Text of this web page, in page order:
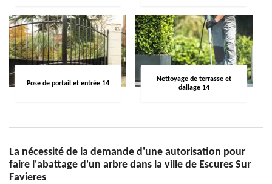
Pose de portail et entrée 14
Nettoyage de terrasse et
dallage 14
La nécessité de la demande d'une autorisation pour
faire l'abattage d'un arbre dans la ville de Escures Sur
Favieres